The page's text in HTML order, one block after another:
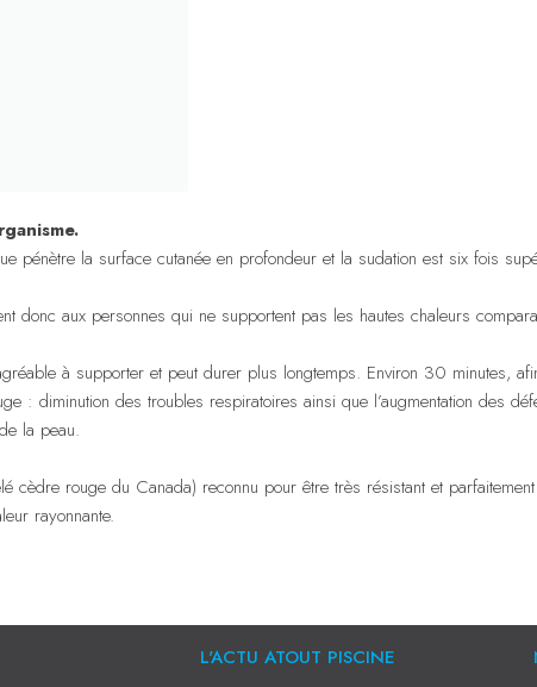
pénètre la surface cutanée en profondeur et la sudation est six fois
donc aux personnes qui ne supportent pas les hautes chaleurs
à supporter et peut durer plus longtemps. Environ 30 minutes,
: diminution des troubles respiratoires ainsi que l’augmentation des
la peau.
cèdre rouge du Canada) reconnu pour être très résistant et
rayonnante.
L'ACTU ATOUT PISCINE